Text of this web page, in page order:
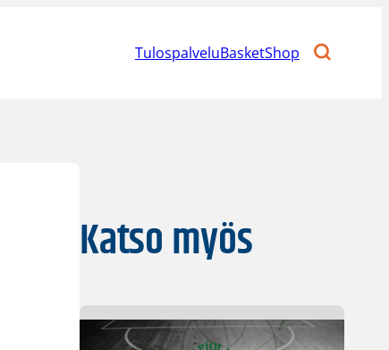
TulospalveluBasketShop
Katso myös